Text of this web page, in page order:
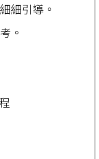
細引導。
。